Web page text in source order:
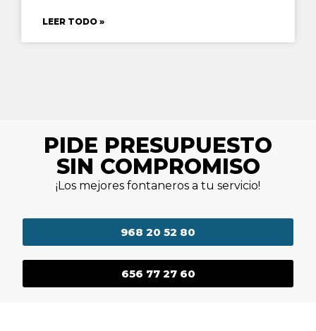
LEER TODO »
PIDE PRESUPUESTO
SIN COMPROMISO
¡Los mejores fontaneros a tu servicio!
656 77 27 60
968 20 52 80